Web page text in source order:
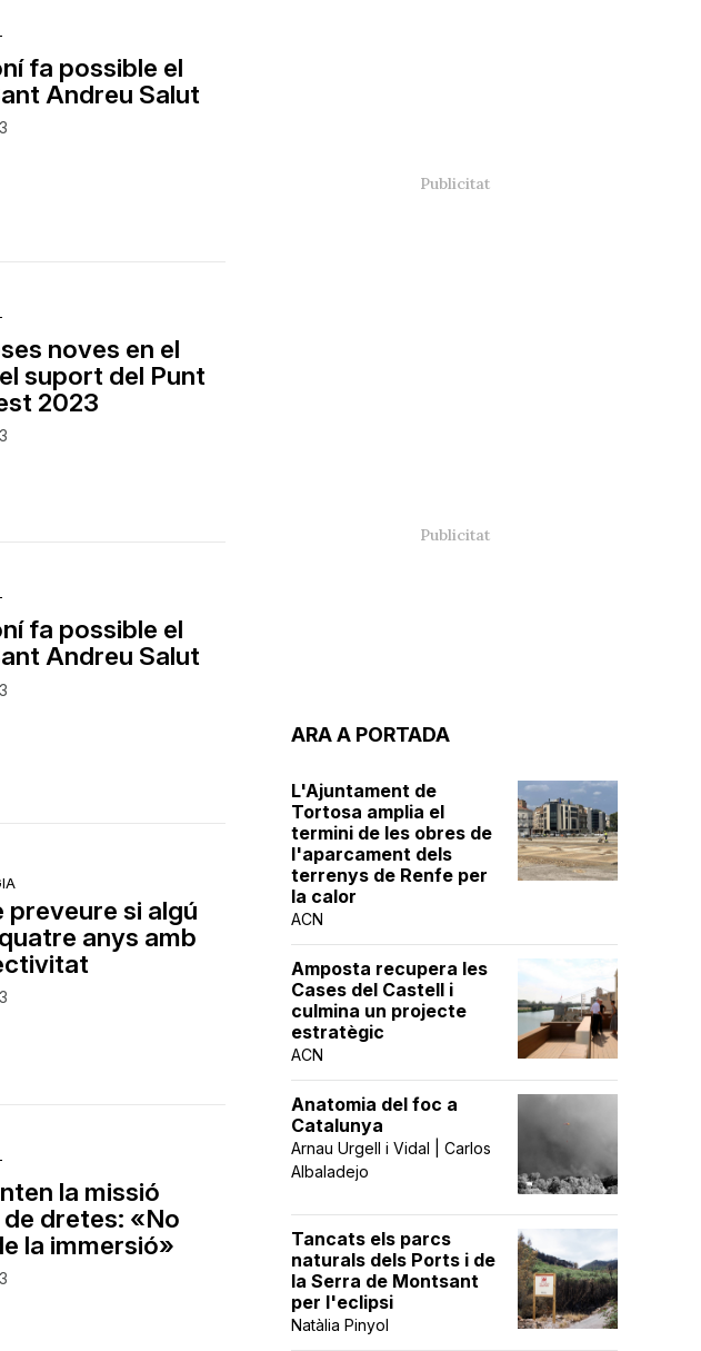
fa possible el
Andreu Salut
noves en el
suport del Punt
2023
fa possible el
Andreu Salut
preveure si algú
anys amb
la missió
dretes: «No
la immersió»
ARA A PORTADA
L'Ajuntament de
Tortosa amplia el
termini de les obres de
l'aparcament dels
terrenys de Renfe per
la calor
ACN
Amposta recupera les
Cases del Castell i
culmina un projecte
estratègic
ACN
Anatomia del foc a
Catalunya
Arnau Urgell i Vidal | Carlos
Albaladejo
Tancats els parcs
naturals dels Ports i de
la Serra de Montsant
per l'eclipsi
Natàlia Pinyol